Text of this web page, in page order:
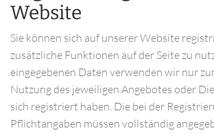
Website
Sie können sich auf unserer Website
zusätzliche Funktionen auf der Seite zu
eingegebenen Daten verwenden wir nur
Nutzung des jeweiligen Angebotes oder
sich registriert haben. Die bei der
Pflichtangaben müssen vollständig